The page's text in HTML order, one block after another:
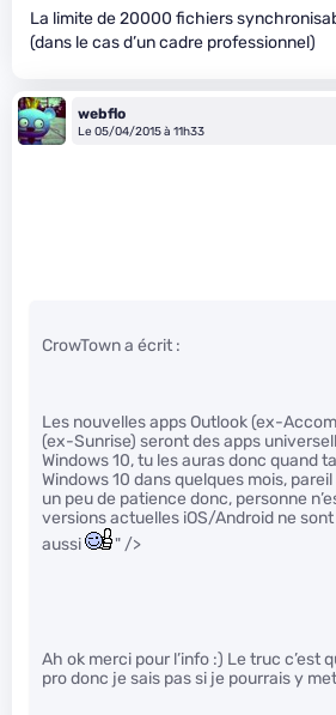
La limite de 20000 fichiers
(dans le cas d’un cadre professionnel)
webflo
Le 05/04/2015 à 11h33
CrowTown a écrit :
Les nouvelles apps Outlook (ex-
(ex-Sunrise) seront des apps
Windows 10, tu les auras donc quand
Windows 10 dans quelques mois,
un peu de patience donc, personne
versions actuelles iOS/Android ne sont
aussi
" />
Ah ok merci pour l’info :) Le truc c’est
pro donc je sais pas si je pourrais y